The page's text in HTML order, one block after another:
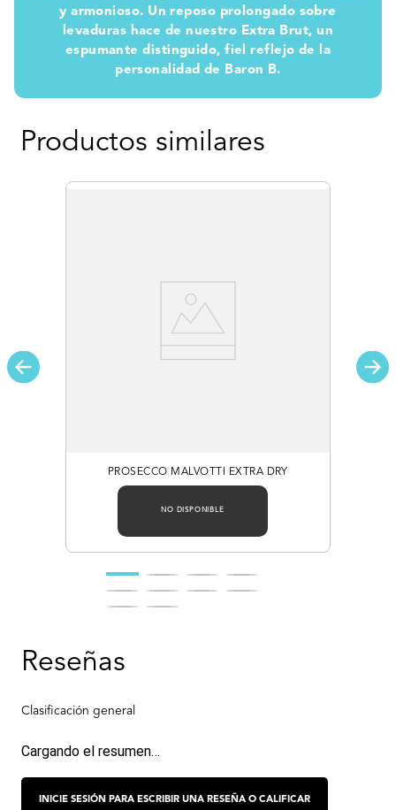
y armonioso. Un reposo prolongado sobre
levaduras hace de nuestro Extra Brut, un
espumante distinguido, fiel reflejo de la
personalidad de Baron B.
Productos similares
PROSECCO MALVOTTI EXTRA DRY
NO DISPONIBLE
Cargando el resumen…